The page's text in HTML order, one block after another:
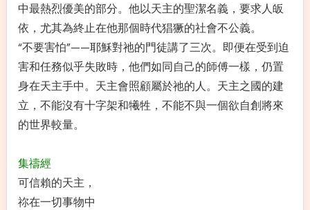
中最熱烈優美的部分。他以天主的聖潔名義，要求人皈
依，尤其為終止在他那個時代猖獗的社會不公義。
“不要害怕”——耶穌對祂的門徒講了三次。即便在受到迫
害和任務似乎失敗時，他們如同自己的師傅一樣，仍置
身在天主手中。天主會照顧屬於祂的人。天主之國的建
立，不能沒有十字架和犧牲，不能不與一個欲自創將來
的世界較量。
集禱經
可信賴的天主，
祢在一切事物中